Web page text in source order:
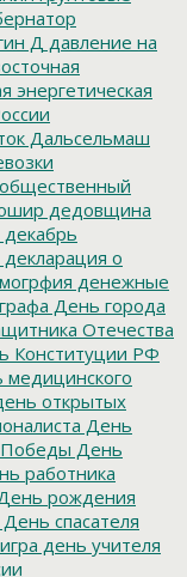
Д давление на
энергетическая
Дальсельмаш
дедовщина
декабрь
декларация о
денежные
День города
Отечества
Конституции РФ
медицинского
открытых
День
День
работника
рождения
День спасателя
день учителя